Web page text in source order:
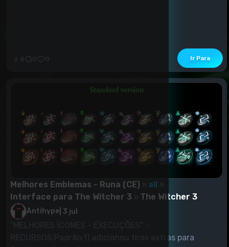
Ir Para
Melhores Emblemas - Runa (CE)
all
Interface para The Witcher 3
The Witcher 3
Antihype 3 jul
RECURSOS:Padrão:1) adicionou tiras extras para